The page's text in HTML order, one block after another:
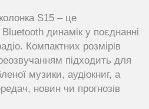
S15 – це
динамік у поєднанні
Компактних розмірів
підходить для
музики, аудіокниг, а
новин чи прогнозів